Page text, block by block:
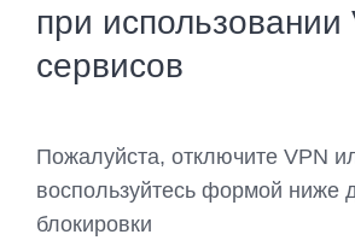
при использовании
сервисов
Пожалуйста, отключите VPN
воспользуйтесь формой ниже
блокировки